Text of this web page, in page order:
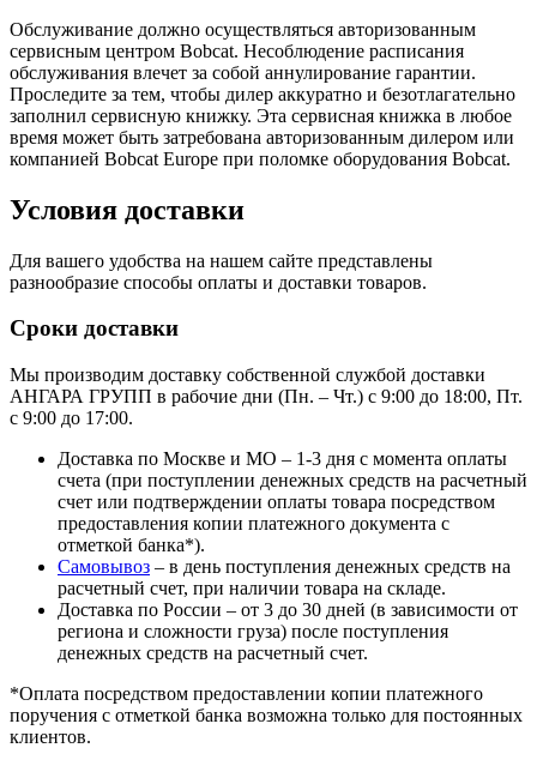
Обслуживание должно осуществляться авторизованным
сервисным центром Bobcat. Несоблюдение расписания
обслуживания влечет за собой аннулирование гарантии.
Проследите за тем, чтобы дилер аккуратно и безотлагательно
заполнил сервисную книжку. Эта сервисная книжка в любое
время может быть затребована авторизованным дилером или
компанией Bobcat Europe при поломке оборудования Bobcat.
Условия доставки
Для вашего удобства на нашем сайте представлены
разнообразие способы оплаты и доставки товаров.
Сроки доставки
Мы производим доставку собственной службой доставки
АНГАРА ГРУПП в рабочие дни (Пн. – Чт.) с 9:00 до 18:00, Пт.
с 9:00 до 17:00.
Доставка по Москве и МО – 1-3 дня с момента оплаты
счета (при поступлении денежных средств на расчетный
счет или подтверждении оплаты товара посредством
предоставления копии платежного документа с
отметкой банка*).
Самовывоз – в день поступления денежных средств на
расчетный счет, при наличии товара на складе.
Доставка по России – от 3 до 30 дней (в зависимости от
региона и сложности груза) после поступления
денежных средств на расчетный счет.
*Оплата посредством предоставлении копии платежного
поручения с отметкой банка возможна только для постоянных
клиентов.